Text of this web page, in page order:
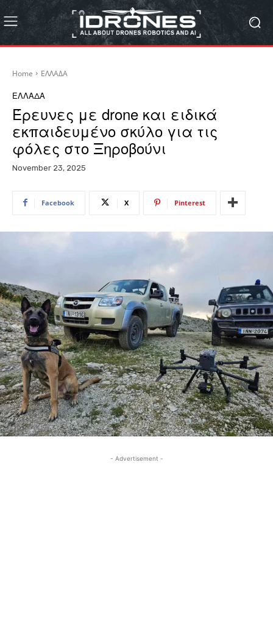
Home ΕΛΛΑΔΑ
ΕΛΛΑΔΑ
Έρευνες με drone και ειδικά
εκπαιδευμένο σκύλο για τις
φόλες στο Ξηροβούνι
November 23, 2025
Facebook X Pinterest
- Advertisement -